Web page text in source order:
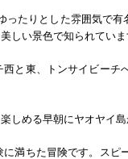
たりとした雰囲気で
しい景色で知られていま
と東、トンサイビー
める早朝にヤオヤイ
満ちた冒険です。ス